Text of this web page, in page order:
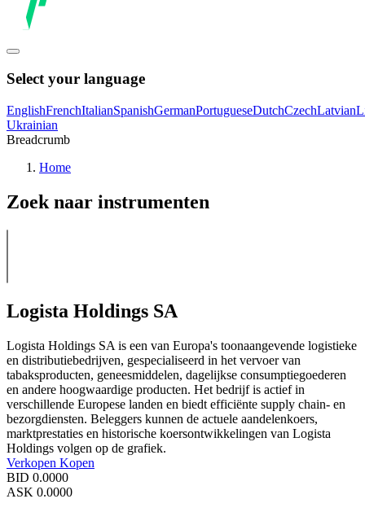
Select your language
EnglishFrenchItalianSpanishGermanPortugueseDutchCzechLatvian
Ukrainian
Breadcrumb
Home
Zoek naar instrumenten
Logista Holdings SA
Logista Holdings SA is een van Europa's toonaangevende logistieke
en distributiebedrijven, gespecialiseerd in het vervoer van
tabaksproducten, geneesmiddelen, dagelijkse consumptiegoederen
en andere hoogwaardige producten. Het bedrijf is actief in
verschillende Europese landen en biedt efficiënte supply chain- en
bezorgdiensten. Beleggers kunnen de actuele aandelenkoers,
marktprestaties en historische koersontwikkelingen van Logista
Holdings volgen op de grafiek.
Verkopen Kopen
BID 0.0000
ASK 0.0000